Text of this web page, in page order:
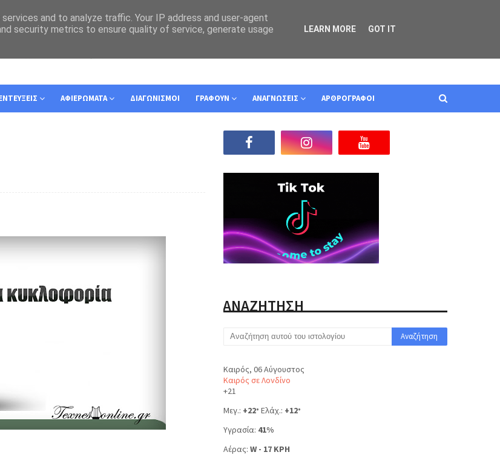
ΑΦΙΕΡΩΜΑΤΑ ΔΙΑΓΩΝΙΣΜΟΙ ΓΡΑΦΟΥΝ ΑΝΑΓΝΩΣΕΙΣ ΑΡΘΡΟΓΡΑΦΟΙ
ΑΝΑΖΗΤΗΣΗ
Καιρός, 06 Αύγουστος
Καιρός σε Λονδίνο
+21
Μεγ.: +22° Ελάχ.: +12°
Υγρασία: 41%
Αέρας: W - 17 KPH
and to analyze traffic. Your IP address and user-agent
security metrics to ensure quality of service, generate usage
LEARN MORE GOT IT